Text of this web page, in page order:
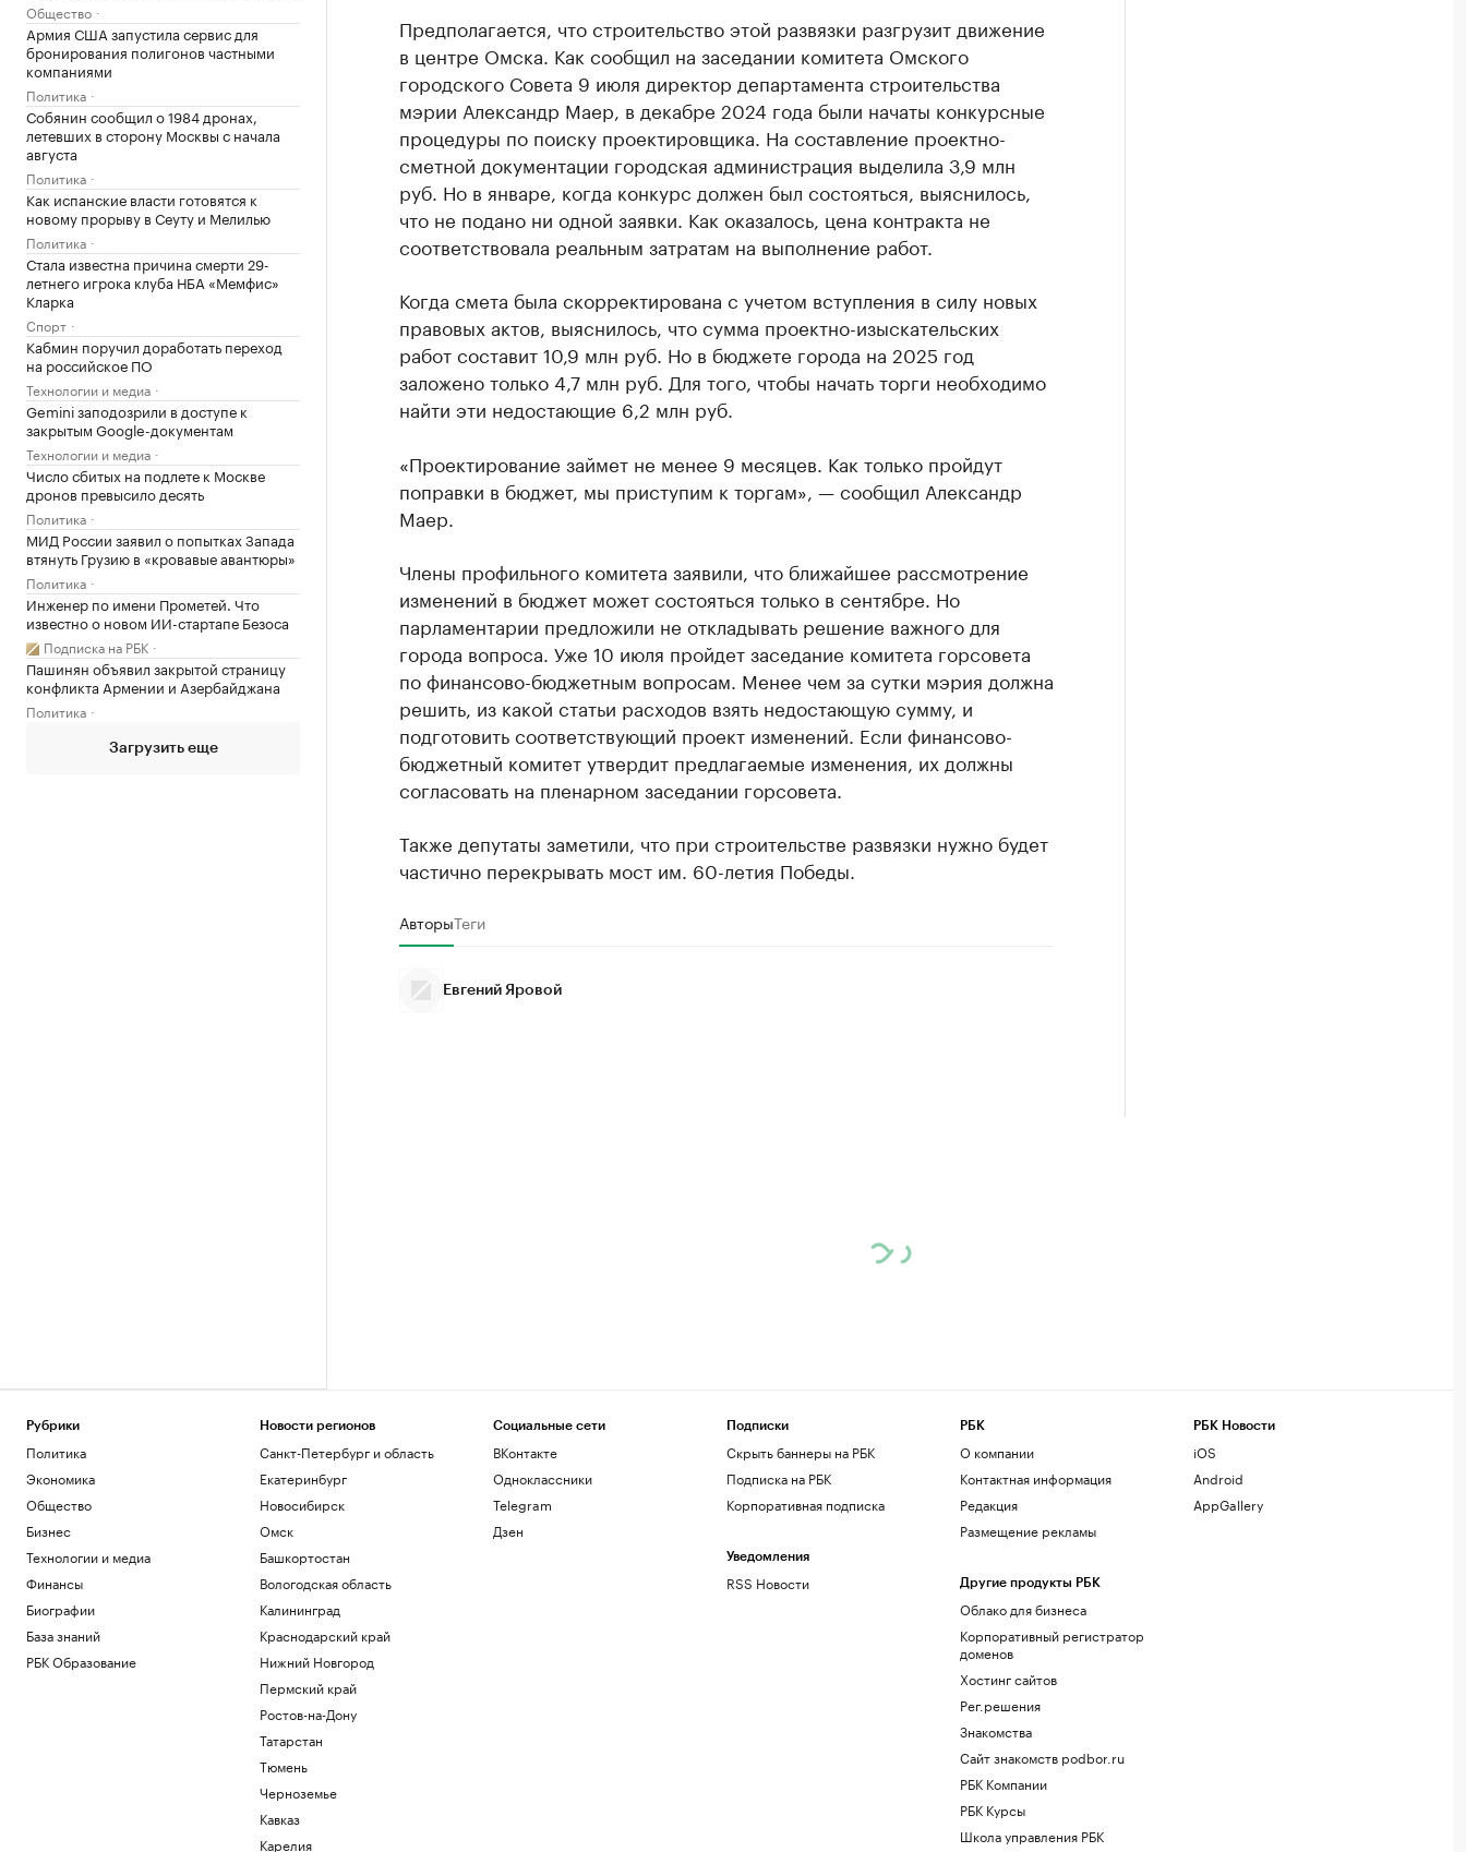
Общество
Армия США запустила сервис для
бронирования полигонов частными
компаниями
Политика
Собянин сообщил о 1984 дронах,
летевших в сторону Москвы с начала
августа
Политика
Как испанские власти готовятся к
новому прорыву в Сеуту и Мелилью
Политика
Стала известна причина смерти 29-
летнего игрока клуба НБА «Мемфис»
Кларка
Спорт
Кабмин поручил доработать переход
на российское ПО
Технологии и медиа
Gemini заподозрили в доступе к
закрытым Google-документам
Технологии и медиа
Число сбитых на подлете к Москве
дронов превысило десять
Политика
МИД России заявил о попытках Запада
втянуть Грузию в «кровавые авантюры»
Политика
Инженер по имени Прометей. Что
известно о новом ИИ-стартапе Безоса
Подписка на РБК
Пашинян объявил закрытой страницу
конфликта Армении и Азербайджана
Политика
Загрузить еще
Предполагается, что строительство этой развязки разгрузит движение
в центре Омска. Как сообщил на заседании комитета Омского
городского Совета 9 июля директор департамента строительства
мэрии Александр Маер, в декабре 2024 года были начаты конкурсные
процедуры по поиску проектировщика. На составление проектно-
сметной документации городская администрация выделила 3,9 млн
руб. Но в январе, когда конкурс должен был состояться, выяснилось,
что не подано ни одной заявки. Как оказалось, цена контракта не
соответствовала реальным затратам на выполнение работ.
Когда смета была скорректирована с учетом вступления в силу новых
правовых актов, выяснилось, что сумма проектно-изыскательских
работ составит 10,9 млн руб. Но в бюджете города на 2025 год
заложено только 4,7 млн руб. Для того, чтобы начать торги необходимо
найти эти недостающие 6,2 млн руб.
«Проектирование займет не менее 9 месяцев. Как только пройдут
поправки в бюджет, мы приступим к торгам», — сообщил Александр
Маер.
Члены профильного комитета заявили, что ближайшее рассмотрение
изменений в бюджет может состояться только в сентябре. Но
парламентарии предложили не откладывать решение важного для
города вопроса. Уже 10 июля пройдет заседание комитета горсовета
по финансово-бюджетным вопросам. Менее чем за сутки мэрия должна
решить, из какой статьи расходов взять недостающую сумму, и
подготовить соответствующий проект изменений. Если финансово-
бюджетный комитет утвердит предлагаемые изменения, их должны
согласовать на пленарном заседании горсовета.
Также депутаты заметили, что при строительстве развязки нужно будет
частично перекрывать мост им. 60-летия Победы.
АвторыТеги
Евгений Яровой
Рубрики
Политика
Экономика
Общество
Бизнес
Технологии и медиа
Финансы
Биографии
База знаний
РБК Образование
Новости регионов
Санкт-Петербург и область
Екатеринбург
Новосибирск
Омск
Башкортостан
Вологодская область
Калининград
Краснодарский край
Нижний Новгород
Пермский край
Ростов-на-Дону
Татарстан
Тюмень
Черноземье
Кавказ
Карелия
Социальные сети
ВКонтакте
Одноклассники
Telegram
Дзен
Подписки
Скрыть баннеры на РБК
Подписка на РБК
Корпоративная подписка
Уведомления
RSS Новости
РБК
О компании
Контактная информация
Редакция
Размещение рекламы
Другие продукты РБК
Облако для бизнеса
Корпоративный регистратор
доменов
Хостинг сайтов
Рег.решения
Знакомства
Сайт знакомств podbor.ru
РБК Компании
РБК Курсы
Школа управления РБК
РБК Новости
iOS
Android
AppGallery